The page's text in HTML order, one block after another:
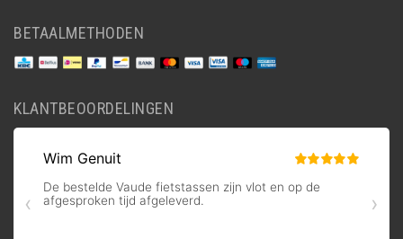
BETAALMETHODEN
KLANTBEOORDELINGEN